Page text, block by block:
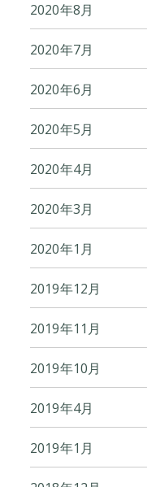
2020年8月
2020年7月
2020年6月
2020年5月
2020年4月
2020年3月
2020年1月
2019年12月
2019年11月
2019年10月
2019年4月
2019年1月